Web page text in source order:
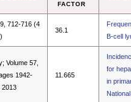
FACTOR
712-716 (4
36.1
B-cell
Volume 57,
1942-
2013
11.665
for
in